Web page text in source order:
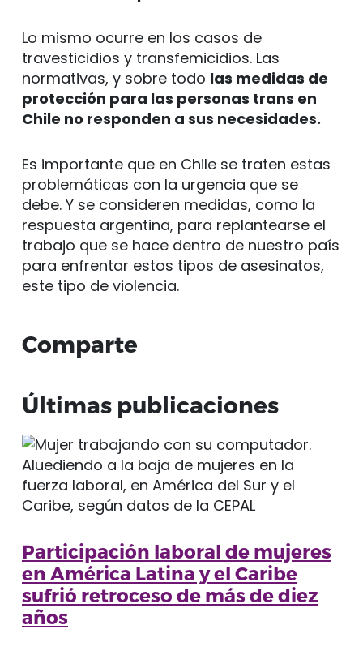
Lo mismo ocurre en los casos de
travesticidios y transfemicidios. Las
normativas, y sobre todo las medidas de
protección para las personas trans en
Chile no responden a sus necesidades.
Es importante que en Chile se traten estas
problemáticas con la urgencia que se
debe. Y se consideren medidas, como la
respuesta argentina, para replantearse el
trabajo que se hace dentro de nuestro país
para enfrentar estos tipos de asesinatos,
este tipo de violencia.
Comparte
Últimas publicaciones
Participación laboral de mujeres
en América Latina y el Caribe
sufrió retroceso de más de diez
años